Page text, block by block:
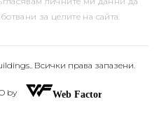
за целите на сайта.
Всички права запазени.
by